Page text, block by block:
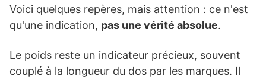
Voici quelques repères, mais attention : ce n'est
qu'une indication, pas une vérité absolue.
Le poids reste un indicateur précieux, souvent
couplé à la longueur du dos par les marques. Il